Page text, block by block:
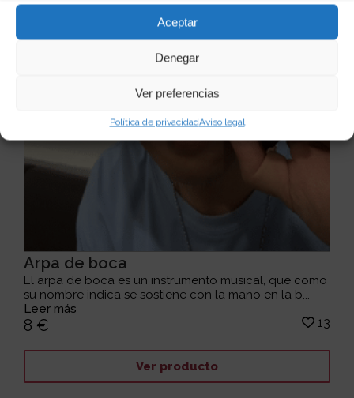
Aceptar
Denegar
Ver preferencias
Política de privacidadAviso legal
Arpa de boca
El arpa de boca es un instrumento musical, que como
su nombre indica se sostiene con la mano en la b...
Leer más
8 € 13
Ver producto